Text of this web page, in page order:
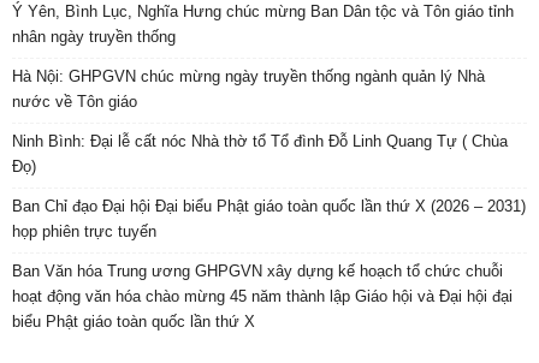
Ý Yên, Bình Lục, Nghĩa Hưng chúc mừng Ban Dân tộc và Tôn giáo tỉnh
nhân ngày truyền thống
Hà Nội: GHPGVN chúc mừng ngày truyền thống ngành quản lý Nhà
nước về Tôn giáo
Ninh Bình: Đại lễ cất nóc Nhà thờ tổ Tổ đình Đỗ Linh Quang Tự ( Chùa
Đọ)
Ban Chỉ đạo Đại hội Đại biểu Phật giáo toàn quốc lần thứ X (2026 – 2031)
họp phiên trực tuyến
Ban Văn hóa Trung ương GHPGVN xây dựng kế hoạch tổ chức chuỗi
hoạt động văn hóa chào mừng 45 năm thành lập Giáo hội và Đại hội đại
biểu Phật giáo toàn quốc lần thứ X